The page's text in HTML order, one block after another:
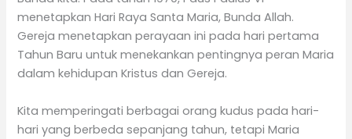
menetapkan Hari Raya Santa Maria, Bunda Allah.
Gereja menetapkan perayaan ini pada hari pertama
Tahun Baru untuk menekankan pentingnya peran Maria
dalam kehidupan Kristus dan Gereja.
Kita memperingati berbagai orang kudus pada hari-
hari yang berbeda sepanjang tahun, tetapi Maria